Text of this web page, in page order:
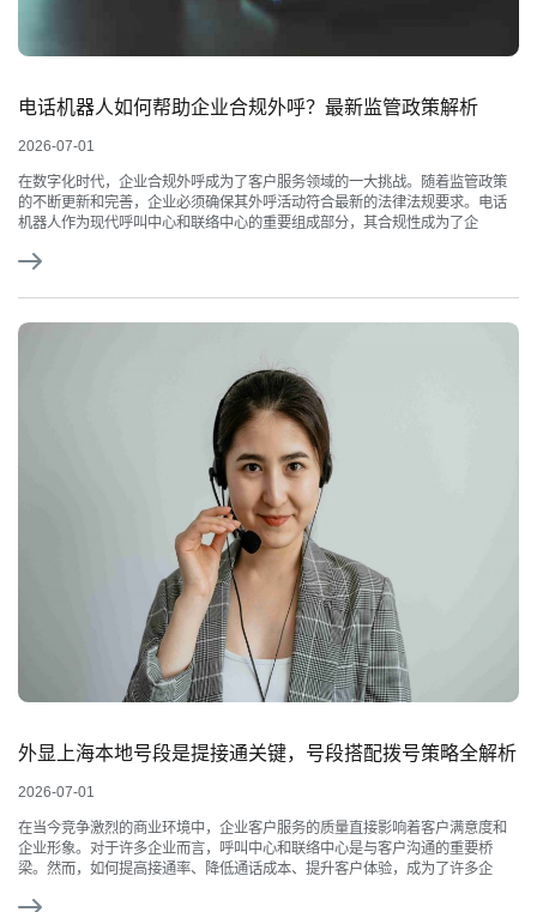
电话机器人如何帮助企业合规外呼？最新监管政策解析
2026-07-01
在数字化时代，企业合规外呼成为了客户服务领域的一大挑战。随着监管政策
的不断更新和完善，企业必须确保其外呼活动符合最新的法律法规要求。电话
机器人作为现代呼叫中心和联络中心的重要组成部分，其合规性成为了企
外显上海本地号段是提接通关键，号段搭配拨号策略全解析
2026-07-01
在当今竞争激烈的商业环境中，企业客户服务的质量直接影响着客户满意度和
企业形象。对于许多企业而言，呼叫中心和联络中心是与客户沟通的重要桥
梁。然而，如何提高接通率、降低通话成本、提升客户体验，成为了许多企